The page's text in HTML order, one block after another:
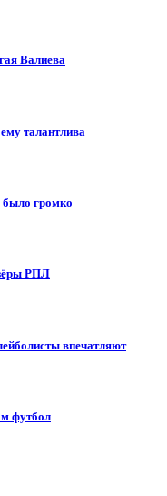
Валиева
талантлива
было громко
РПЛ
впечатляют
футбол